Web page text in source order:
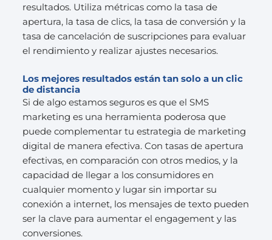
resultados. Utiliza métricas como la tasa de
apertura, la tasa de clics, la tasa de conversión y la
tasa de cancelación de suscripciones para evaluar
el rendimiento y realizar ajustes necesarios.
Los mejores resultados están tan solo a un clic
de distancia
Si de algo estamos seguros es que el SMS
marketing es una herramienta poderosa que
puede complementar tu estrategia de marketing
digital de manera efectiva. Con tasas de apertura
efectivas, en comparación con otros medios, y la
capacidad de llegar a los consumidores en
cualquier momento y lugar sin importar su
conexión a internet, los mensajes de texto pueden
ser la clave para aumentar el engagement y las
conversiones.